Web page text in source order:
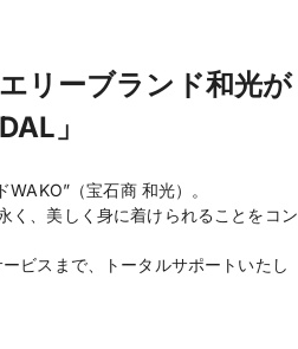
リーブランド和光が
」
（宝石商 和光）。
く、美しく身に着けられることをコン
ビスまで、トータルサポートいたし